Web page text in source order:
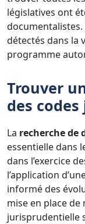
législatives ont
détectés dans la
programme
Trouver
des
La recherche de
essentielle dans
dans l’exercice
l’application
informé des
mise en place
jurisprudentielle